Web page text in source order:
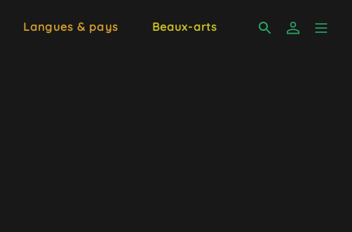
Langues & pays Beaux-arts